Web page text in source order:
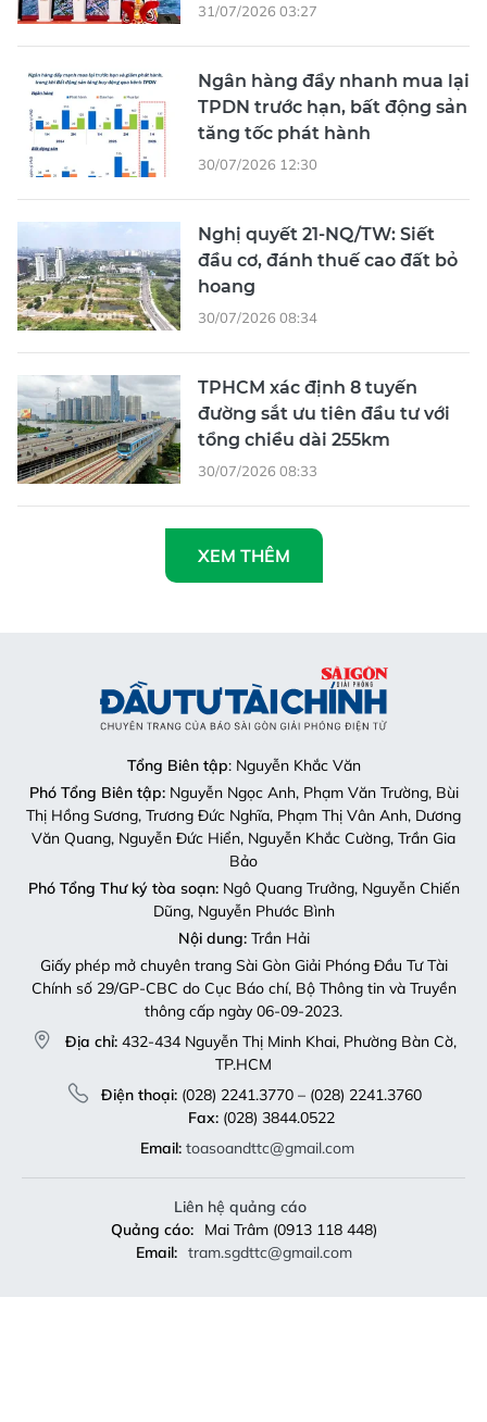
31/07/2026 03:27
Ngân hàng đẩy nhanh mua lại
TPDN trước hạn, bất động sản
tăng tốc phát hành
30/07/2026 12:30
Nghị quyết 21-NQ/TW: Siết
đầu cơ, đánh thuế cao đất bỏ
hoang
30/07/2026 08:34
TPHCM xác định 8 tuyến
đường sắt ưu tiên đầu tư với
tổng chiều dài 255km
30/07/2026 08:33
XEM THÊM
Tổng Biên tập: Nguyễn Khắc Văn
Phó Tổng Biên tập:Nguyễn Ngọc Anh, Phạm Văn Trường, Bùi
Thị Hồng Sương, Trương Đức Nghĩa, Phạm Thị Vân Anh, Dương
Văn Quang, Nguyễn Đức Hiển, Nguyễn Khắc Cường, Trần Gia
Bảo
Phó Tổng Thư ký tòa soạn:Ngô Quang Trưởng, Nguyễn Chiến
Dũng, Nguyễn Phước Bình
Nội dung:Trần Hải
Giấy phép mở chuyên trang Sài Gòn Giải Phóng Đầu Tư Tài
Chính số 29/GP-CBC do Cục Báo chí, Bộ Thông tin và Truyền
thông cấp ngày 06-09-2023.
Địa chỉ: 432-434 Nguyễn Thị Minh Khai, Phường Bàn Cờ,
TP.HCM
Điện thoại:(028) 2241.3770 – (028) 2241.3760
Fax:(028) 3844.0522
Email: toasoandttc@gmail.com
Liên hệ quảng cáo
Quảng cáo:
Mai Trâm (0913 118 448)
Email: tram.sgdttc@gmail.com